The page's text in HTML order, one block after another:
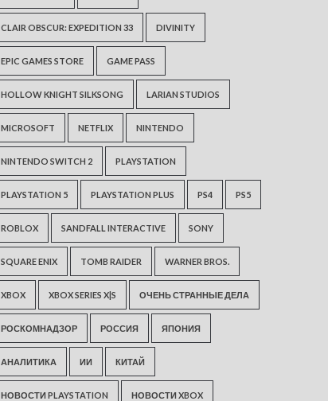
CLAIR OBSCUR: EXPEDITION 33 DIVINITY
EPIC GAMES STORE GAME PASS
HOLLOW KNIGHT SILKSONG LARIAN STUDIOS
MICROSOFT NETFLIX NINTENDO
NINTENDO SWITCH 2 PLAYSTATION
PLAYSTATION 5 PLAYSTATION PLUS PS4 PS5
ROBLOX SANDFALL INTERACTIVE SONY
SQUARE ENIX TOMB RAIDER WARNER BROS.
XBOX XBOX SERIES X|S ОЧЕНЬ СТРАННЫЕ ДЕЛА
РОСКОМНАДЗОР РОССИЯ ЯПОНИЯ
АНАЛИТИКА ИИ КИТАЙ
НОВОСТИ PLAYSTATION НОВОСТИ XBOX